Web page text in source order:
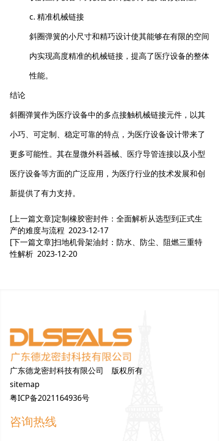
c. 精准机械链接
斜圈弹簧的小尺寸和精巧设计使其能够在有限的空间
内实现高度精准的机械链接，提高了医疗设备的整体
性能。
结论
斜圈弹簧作为医疗设备中的多点接触机械链接元件，以其
小巧、可定制、稳定可靠的特点，为医疗设备设计带来了
更多可能性。其在显微外科器械、医疗导管连接以及小型
医疗设备等方面的广泛应用，为医疗行业的技术发展和创
新提供了有力支持。
[上一篇文章]定制橡胶密封件：全面解析从选型到正式生
产的难度与流程 2023-12-17
[下一篇文章]扫地机骨架油封：防水、防尘、阻燃三重特
性解析 2023-12-20
广东德龙密封科技有限公司 版权所有
sitemap
粤ICP备2021164936号
咨询热线